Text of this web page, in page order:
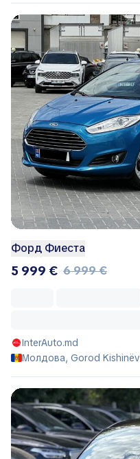
Форд Фиеста
5 999 € 6 999 €
InterAuto.md
Молдова, Gorod Kishinëv